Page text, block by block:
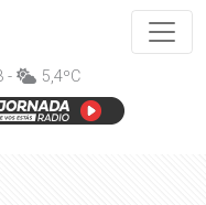
- 5,4ºC